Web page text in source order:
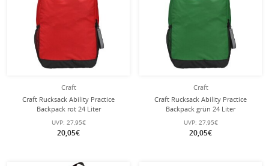
Craft
Craft Rucksack Ability Practice
Backpack rot 24 Liter
UVP: 27,95€
20,05€
Craft
Craft Rucksack Ability Practice
Backpack grün 24 Liter
UVP: 27,95€
20,05€